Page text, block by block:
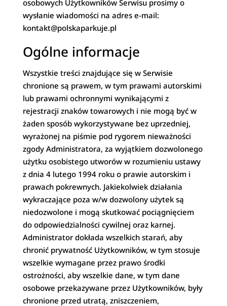
osobowych Użytkowników Serwisu prosimy o
wysłanie wiadomości na adres e-mail:
kontakt@polskaparkuje.pl
Ogólne informacje
Wszystkie treści znajdujące się w Serwisie
chronione są prawem, w tym prawami autorskimi
lub prawami ochronnymi wynikającymi z
rejestracji znaków towarowych i nie mogą być w
żaden sposób wykorzystywane bez uprzedniej,
wyrażonej na piśmie pod rygorem nieważności
zgody Administratora, za wyjątkiem dozwolonego
użytku osobistego utworów w rozumieniu ustawy
z dnia 4 lutego 1994 roku o prawie autorskim i
prawach pokrewnych. Jakiekolwiek działania
wykraczające poza w/w dozwolony użytek są
niedozwolone i mogą skutkować pociągnięciem
do odpowiedzialności cywilnej oraz karnej.
Administrator dokłada wszelkich starań, aby
chronić prywatność Użytkowników, w tym stosuje
wszelkie wymagane przez prawo środki
ostrożności, aby wszelkie dane, w tym dane
osobowe przekazywane przez Użytkowników, były
chronione przed utratą, zniszczeniem,